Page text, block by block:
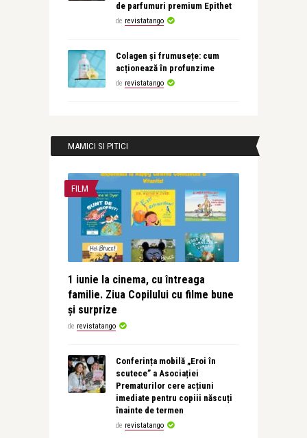
de parfumuri premium Epithet
de revistatango
Colagen și frumusețe: cum
acționează în profunzime
de revistatango
MAMICI SI PITICI
FILM
1 iunie la cinema, cu întreaga
familie. Ziua Copilului cu filme bune
și surprize
de revistatango
Conferința mobilă „Eroi în
scutece” a Asociației
Prematurilor cere acțiuni
imediate pentru copiii născuți
înainte de termen
de revistatango